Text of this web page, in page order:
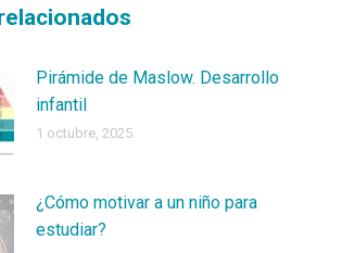
Pirámide de Maslow. Desarrollo
infantil
1 octubre, 2025
¿Cómo motivar a un niño para
estudiar?